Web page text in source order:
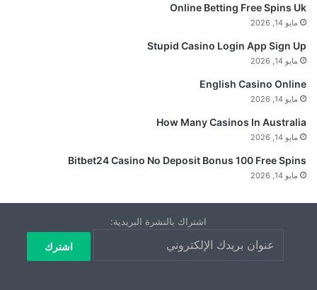
Online Betting Free Spins Uk
مايو 14, 2026
Stupid Casino Login App Sign Up
مايو 14, 2026
English Casino Online
مايو 14, 2026
How Many Casinos In Australia
مايو 14, 2026
Bitbet24 Casino No Deposit Bonus 100 Free Spins
مايو 14, 2026
اشتراك بالنشرة البريدية: